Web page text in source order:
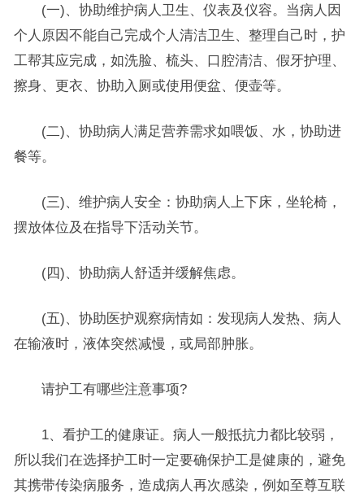
(一)、协助维护病人卫生、仪表及仪容。当病人因
个人原因不能自己完成个人清洁卫生、整理自己时，护
工帮其应完成，如洗脸、梳头、口腔清洁、假牙护理、
擦身、更衣、协助入厕或使用便盆、便壶等。
(二)、协助病人满足营养需求如喂饭、水，协助进
餐等。
(三)、维护病人安全：协助病人上下床，坐轮椅，
摆放体位及在指导下活动关节。
(四)、协助病人舒适并缓解焦虑。
(五)、协助医护观察病情如：发现病人发热、病人
在输液时，液体突然减慢，或局部肿胀。
请护工有哪些注意事项?
1、看护工的健康证。病人一般抵抗力都比较弱，
所以我们在选择护工时一定要确保护工是健康的，避免
其携带传染病服务，造成病人再次感染，例如至尊互联